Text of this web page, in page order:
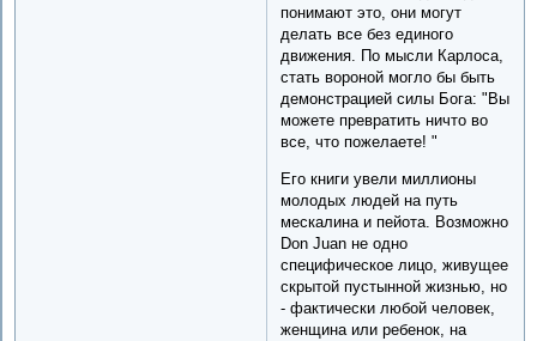
понимают это, они могут
делать все без единого
движения. По мысли Карлоса,
стать вороной могло бы быть
демонстрацией силы Бога: "Вы
можете превратить ничто во
все, что пожелаете! "
Его книги yвели миллионы
молодых людей на путь
мескалина и пейота. Возможно
Don Juan не одно
специфическое лицо, живущее
скрытой пустынной жизнью, но
- фактически любой человек,
женщина или ребенок, на